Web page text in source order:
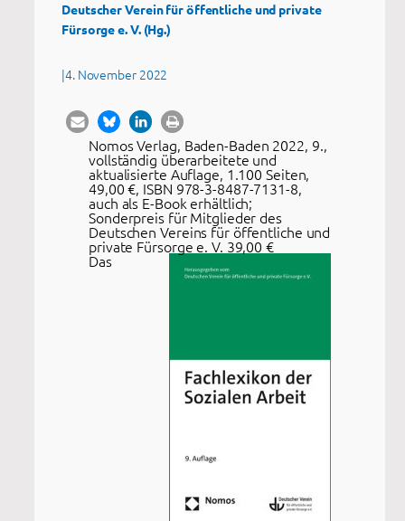
Deutscher Verein für öffentliche und private
Fürsorge e. V. (Hg.)
|4. November 2022
Nomos Verlag, Baden-Baden 2022, 9.,
vollständig überarbeitete und
aktualisierte Auflage, 1.100 Seiten,
49,00 €, ISBN 978-3-8487-7131-8,
auch als E-Book erhältlich;
Sonderpreis für Mitglieder des
Deutschen Vereins für öffentliche und
private Fürsorge e. V. 39,00 €
Das